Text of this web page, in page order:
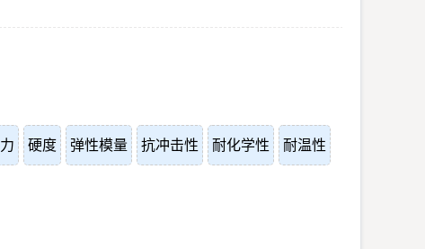
硬度 弹性模量 抗冲击性 耐化学性 耐温性